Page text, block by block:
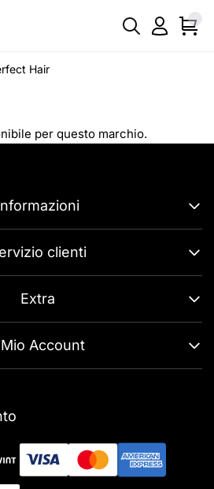
Hair
per questo marchio.
clienti
Extra
Account